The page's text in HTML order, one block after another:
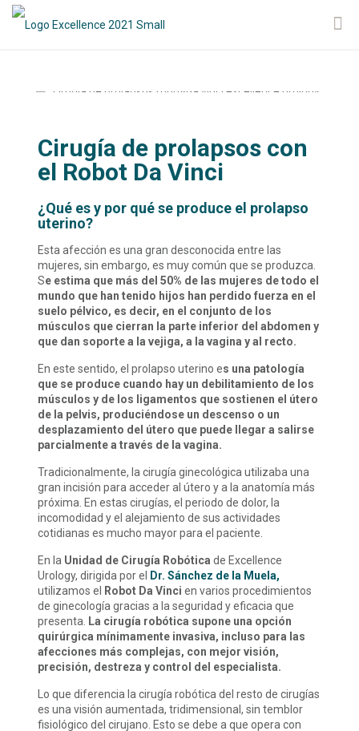
Cirugía de prolapsos con
el Robot Da Vinci
¿Qué es y por qué se produce el prolapso
uterino?
Esta afección es una gran desconocida entre las
mujeres, sin embargo, es muy común que se produzca.
Se estima que más del 50% de las mujeres de todo el
mundo que han tenido hijos han perdido fuerza en el
suelo pélvico, es decir, en el conjunto de los
músculos que cierran la parte inferior del abdomen y
que dan soporte a la vejiga, a la vagina y al recto.
En este sentido, el prolapso uterino es una patología
que se produce cuando hay un debilitamiento de los
músculos y de los ligamentos que sostienen el útero
de la pelvis, produciéndose un descenso o un
desplazamiento del útero que puede llegar a salirse
parcialmente a través de la vagina.
Tradicionalmente, la cirugía ginecológica utilizaba una
gran incisión para acceder al útero y a la anatomía más
próxima. En estas cirugías, el periodo de dolor, la
incomodidad y el alejamiento de sus actividades
cotidianas es mucho mayor para el paciente.
En la Unidad de Cirugía Robótica de Excellence
Urology, dirigida por el
Dr. Sánchez de la Muela,
utilizamos el
Robot Da Vinci en varios procedimientos
de ginecología gracias a la seguridad y eficacia que
presenta.
La cirugía robótica supone una opción
quirúrgica mínimamente invasiva, incluso para las
afecciones más complejas, con mejor visión,
precisión, destreza y control del especialista.
Lo que diferencia la cirugía robótica del resto de cirugías
es una visión aumentada, tridimensional, sin temblor
fisiológico del cirujano. Esto se debe a que opera con